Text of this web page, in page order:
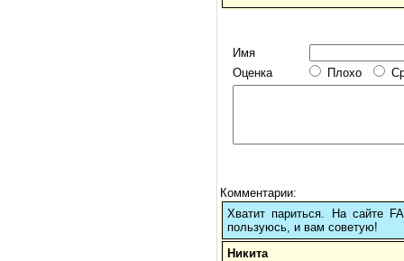
Имя
Оценка
Плохо
Комментарии:
Хватит париться. На сайте
пользуюсь, и вам советую!
Никита